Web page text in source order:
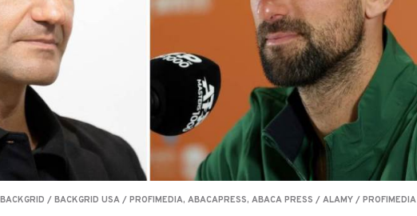
/ BACKGRID USA / PROFIMEDIA, ABACAPRESS, ABACA PRESS / ALAMY / PROFIMEDIA